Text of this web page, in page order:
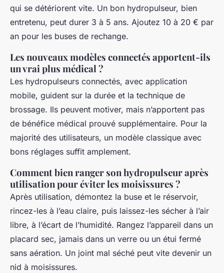
qui se détériorent vite. Un bon hydropulseur, bien
entretenu, peut durer 3 à 5 ans. Ajoutez 10 à 20 € par
an pour les buses de rechange.
Les nouveaux modèles connectés apportent-ils
un vrai plus médical ?
Les hydropulseurs connectés, avec application
mobile, guident sur la durée et la technique de
brossage. Ils peuvent motiver, mais n’apportent pas
de bénéfice médical prouvé supplémentaire. Pour la
majorité des utilisateurs, un modèle classique avec
bons réglages suffit amplement.
Comment bien ranger son hydropulseur après
utilisation pour éviter les moisissures ?
Après utilisation, démontez la buse et le réservoir,
rincez-les à l’eau claire, puis laissez-les sécher à l’air
libre, à l’écart de l’humidité. Rangez l’appareil dans un
placard sec, jamais dans un verre ou un étui fermé
sans aération. Un joint mal séché peut vite devenir un
nid à moisissures.